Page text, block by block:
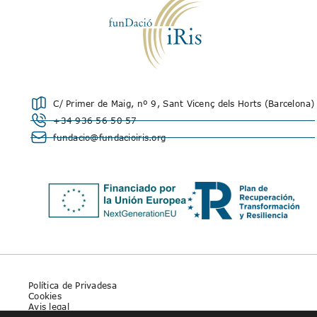
C/ Primer de Maig, nº 9, Sant Vicenç dels Horts (Barcelona)
+34 936 56 50 57
fundacio@fundacioiris.org
Política de Privadesa
Cookies
Avis legal